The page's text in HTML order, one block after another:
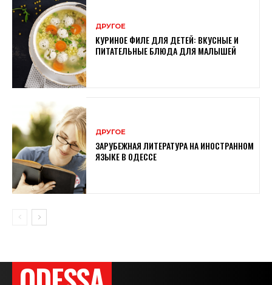
ДРУГОЕ
КУРИНОЕ ФИЛЕ ДЛЯ ДЕТЕЙ: ВКУСНЫЕ И
ПИТАТЕЛЬНЫЕ БЛЮДА ДЛЯ МАЛЫШЕЙ
ДРУГОЕ
ЗАРУБЕЖНАЯ ЛИТЕРАТУРА НА ИНОСТРАННОМ
ЯЗЫКЕ В ОДЕССЕ